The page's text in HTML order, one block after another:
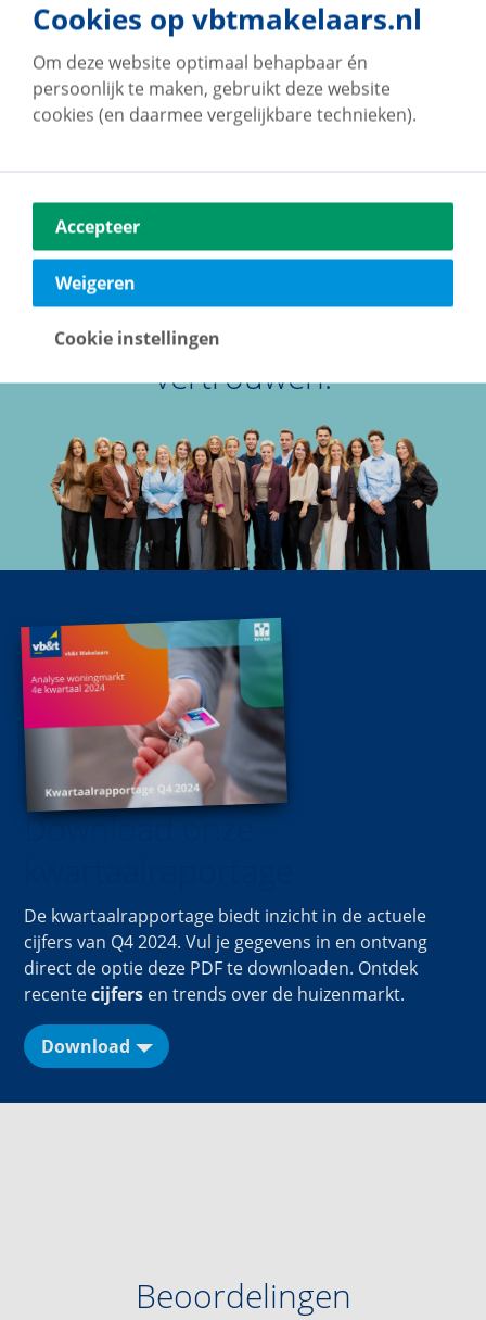
4. Kennis maken?
communicatietools
4. Balans: online vs
offline
Een team waar je op kunt
vertrouwen!
Download onze
De kwartaalrapportage biedt inzicht in de actuele
cijfers van Q4 2024. Vul je gegevens in en ontvang
direct de optie deze PDF te downloaden. Ontdek
recentecijfers en trends over de huizenmarkt.
Download
Beoordelingen
Cookies op vbtmakelaars.nl
Om deze website optimaal behapbaar én
persoonlijk te maken, gebruikt deze website
cookies (en daarmee vergelijkbare technieken).
Accepteer
Weigeren
Cookie instellingen